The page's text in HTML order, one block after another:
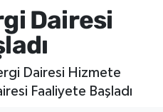
Dairesi
Dairesi Hizmete
Faaliyete Başladı